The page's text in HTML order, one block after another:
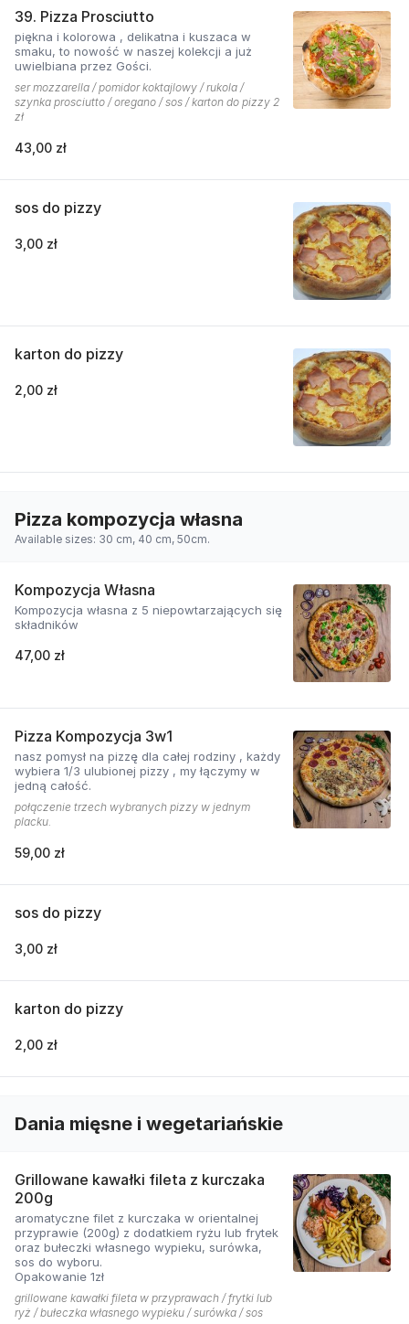
39. Pizza Prosciutto
piękna i kolorowa , delikatna i kuszaca w
smaku, to nowość w naszej kolekcji a już
uwielbiana przez Gości.
ser mozzarella / pomidor koktajlowy / rukola /
szynka prosciutto / oregano / sos / karton do pizzy 2
zł
43,00 zł
sos do pizzy
3,00 zł
karton do pizzy
2,00 zł
Pizza kompozycja własna
Available sizes: 30 cm, 40 cm, 50cm.
Kompozycja Własna
Kompozycja własna z 5 niepowtarzających się
składników
47,00 zł
Pizza Kompozycja 3w1
nasz pomysł na pizzę dla całej rodziny , każdy
wybiera 1/3 ulubionej pizzy , my łączymy w
jedną całość.
połączenie trzech wybranych pizzy w jednym
placku.
59,00 zł
sos do pizzy
3,00 zł
karton do pizzy
2,00 zł
Dania mięsne i wegetariańskie
Grillowane kawałki fileta z kurczaka
200g
aromatyczne filet z kurczaka w orientalnej
przyprawie (200g) z dodatkiem ryżu lub frytek
oraz bułeczki własnego wypieku, surówka,
sos do wyboru.
Opakowanie 1zł
grillowane kawałki fileta w przyprawach / frytki lub
ryż / bułeczka własnego wypieku / surówka / sos